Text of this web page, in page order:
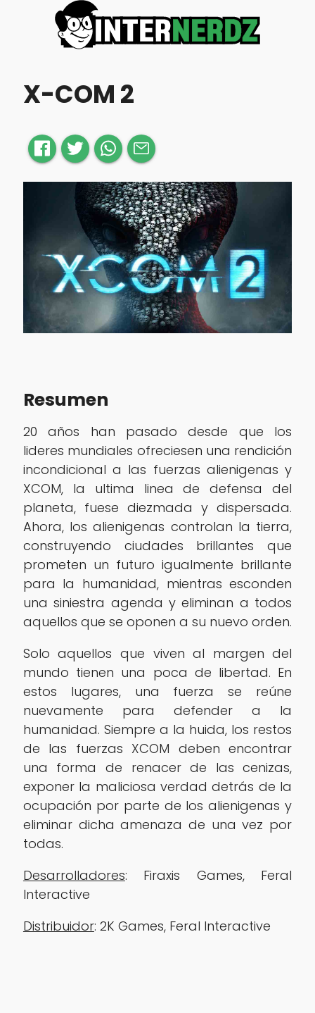
X-COM 2
Resumen
20 años han pasado desde que los
lideres mundiales ofreciesen una rendición
incondicional a las fuerzas alienigenas y
XCOM, la ultima linea de defensa del
planeta, fuese diezmada y dispersada.
Ahora, los alienigenas controlan la tierra,
construyendo ciudades brillantes que
prometen un futuro igualmente brillante
para la humanidad, mientras esconden
una siniestra agenda y eliminan a todos
aquellos que se oponen a su nuevo orden.
Solo aquellos que viven al margen del
mundo tienen una poca de libertad. En
estos lugares, una fuerza se reúne
nuevamente para defender a la
humanidad. Siempre a la huida, los restos
de las fuerzas XCOM deben encontrar
una forma de renacer de las cenizas,
exponer la maliciosa verdad detrás de la
ocupación por parte de los alienigenas y
eliminar dicha amenaza de una vez por
todas.
Desarrolladores: Firaxis Games, Feral
Interactive
‎Distribuidor: 2K Games, Feral Interactive